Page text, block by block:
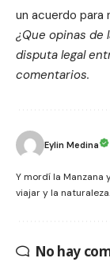
un acuerdo para
¿Que opinas de
disputa legal
comentarios.
Eylin Medina
Y mordí la Manzana
viajar y la naturaleza.
No hay